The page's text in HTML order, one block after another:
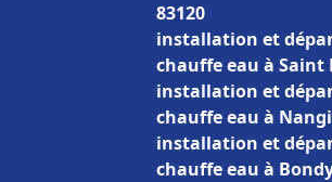
83120
installation et
chauffe eau à Saint
installation et
chauffe eau à
installation et
chauffe eau à